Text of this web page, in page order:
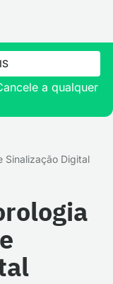
a qualquer
Sinalização Digital